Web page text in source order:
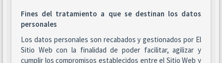
Fines del tratamiento a que se destinan los datos
personales
Los datos personales son recabados y gestionados por El
Sitio Web con la finalidad de poder facilitar, agilizar y
cumplir los compromisos establecidos entre el Sitio Web y